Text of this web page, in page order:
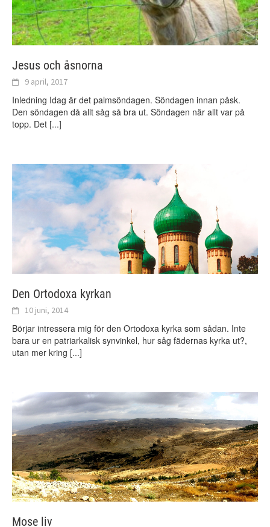
Jesus och åsnorna
9 april, 2017
Inledning Idag är det palmsöndagen. Söndagen innan påsk.
Den söndagen då allt såg så bra ut. Söndagen när allt var på
topp. Det [...]
Den Ortodoxa kyrkan
10 juni, 2014
Börjar intressera mig för den Ortodoxa kyrka som sådan. Inte
bara ur en patriarkalisk synvinkel, hur såg fädernas kyrka ut?,
utan mer kring [...]
Mose liv